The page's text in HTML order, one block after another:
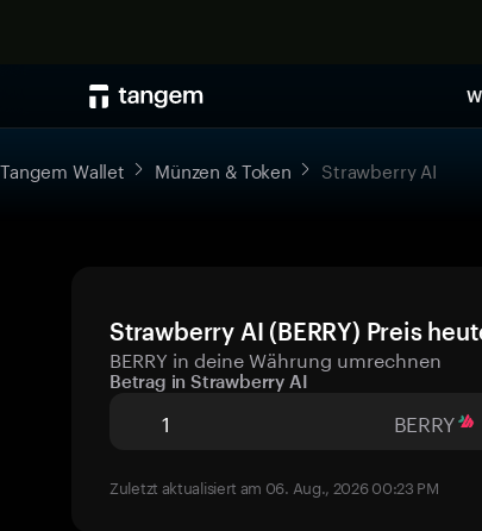
Tangem Wallet Münzen & Token Strawberry AI
Strawberry AI (BERRY) Preis
BERRY in deine Währung umrechnen
Betrag in Strawberry AI
BERRY
Zuletzt aktualisiert am 06. Aug., 2026 00:23 PM